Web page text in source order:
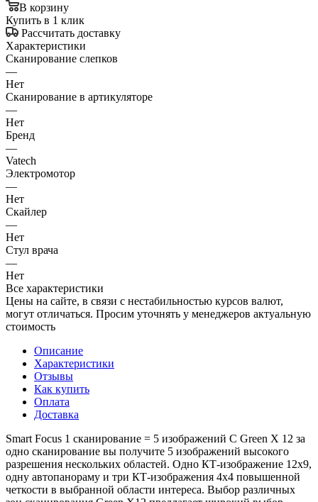
В корзину
Купить в 1 клик
Рассчитать доставку
Характеристики
Сканирование слепков
—
Нет
Сканирование в артикуляторе
—
Нет
Бренд
—
Vatech
Электромотор
—
Нет
Скайлер
—
Нет
Стул врача
—
Нет
Все характеристики
Цены на сайте, в связи с нестабильностью курсов валют,
могут отличаться. Просим уточнять у менеджеров актуальную
стоимость
Описание
Характеристики
Отзывы
Как купить
Оплата
Доставка
Smart Focus 1 сканирование = 5 изображений С Green X 12 за
одно сканирование вы получите 5 изображений высокого
разрешения нескольких областей. Одно КТ-изображение 12х9,
одну автопанораму и три КТ-изображения 4х4 повышенной
четкости в выбранной области интереса. Выбор различных